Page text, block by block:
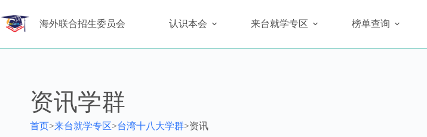
海外联合招生委员会 认识本会 来台就学专区 榜单查询
资讯学群
首页>来台就学专区>台湾十八大学群>资讯